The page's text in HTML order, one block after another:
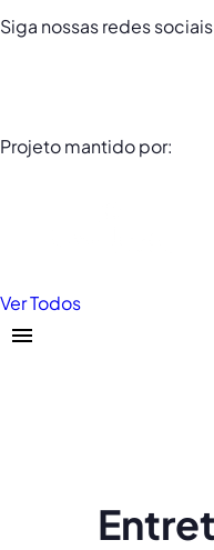
Siga nossas redes sociais
Projeto mantido por:
Ver Todos